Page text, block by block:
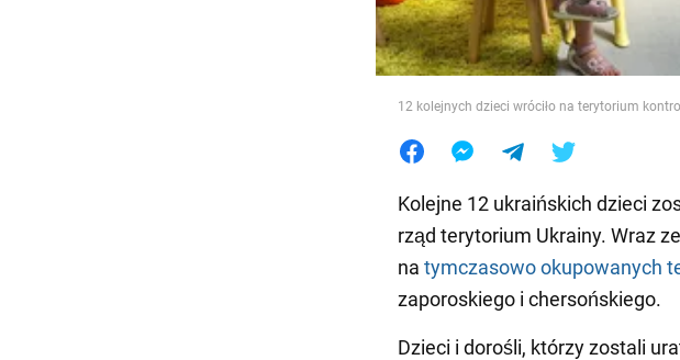
12 kolejnych dzieci wróciło na terytorium
Kolejne 12 ukraińskich dzieci
rząd terytorium Ukrainy. Wraz
na tymczasowo okupowanych
zaporoskiego i chersońskiego.
Dzieci i dorośli, którzy zostali